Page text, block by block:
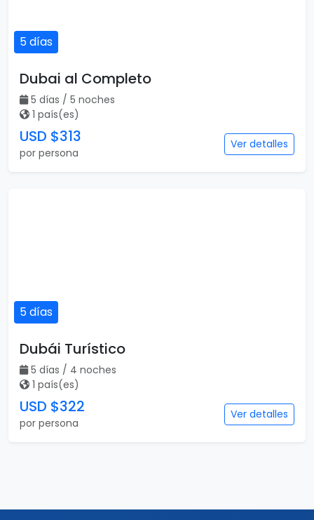
5 días
Dubai al Completo
5 días / 5 noches
1 país(es)
USD $313
por persona
Ver detalles
5 días
Dubái Turístico
5 días / 4 noches
1 país(es)
USD $322
por persona
Ver detalles